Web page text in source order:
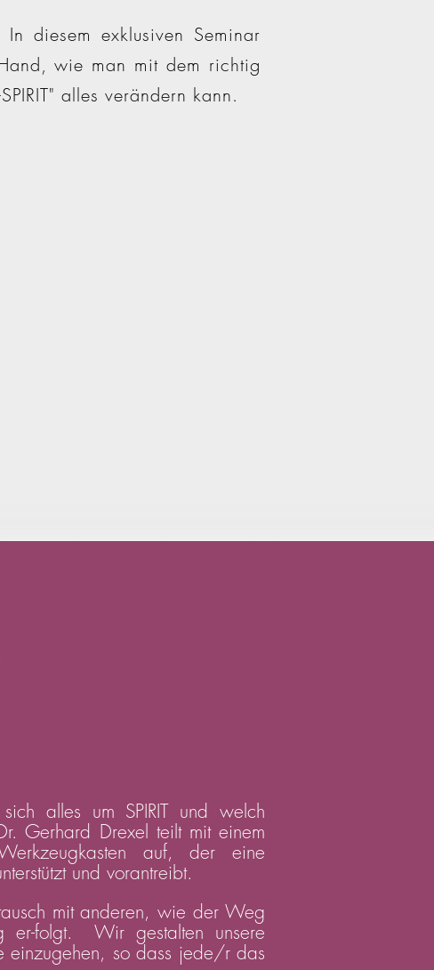
alles um SPIRIT und welch
Gerhard Drexel teilt mit einem
auf, der eine
und vorantreibt.
mit anderen, wie der Weg
er-folgt.
Wir gestalten unsere
einzugehen, so dass jede/r das
In diesem exklusiven Seminar
wie man mit dem richtig
alles verändern kann.